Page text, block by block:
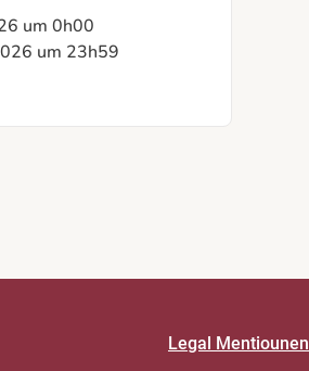
um 0h00
um 23h59
Legal Mentiounen